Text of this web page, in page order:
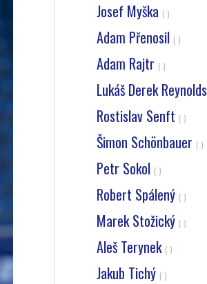
Josef Myška ( )
Adam Přenosil ( )
Adam Rajtr ( )
Lukáš Derek Reynolds
Rostislav Senft ( )
Šimon Schönbauer ( )
Petr Sokol ( )
Robert Spálený ( )
Marek Stožický ( )
Aleš Terynek ( )
Jakub Tichý ( )